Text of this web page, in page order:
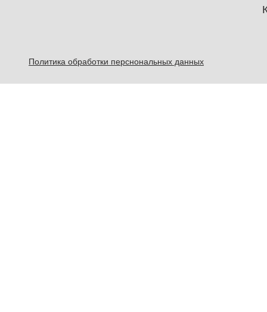
Политика обработки перснональных данных